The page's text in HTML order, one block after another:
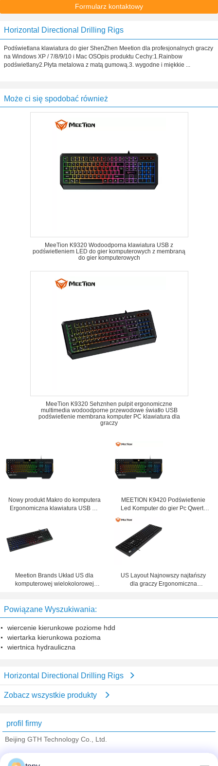
Formularz kontaktowy
Horizontal Directional Drilling Rigs
Podświetlana klawiatura do gier ShenZhen Meetion dla profesjonalnych graczy
na Windows XP / 7/8/9/10 i Mac OSOpis produktu Cechy:1.Rainbow
podświetlany2.Płyta metalowa z matą gumową.3. wygodne i miękkie ...
Może ci się spodobać również
MeeTion K9320 Wodoodporna klawiatura USB z
podświetleniem LED do gier komputerowych z membraną
do gier komputerowych
MeeTion K9320 Sehznhen pulpit ergonomiczne
multimedia wodoodporne przewodowe światło USB
podświetlenie membrana komputer PC klawiatura dla
graczy
Nowy produkt Makro do komputera
Ergonomiczna klawiatura USB do
MEETION K9420 Podświetlenie
Led Komputer do gier Pc Qwerty
klawiatura membranowa USB do
gier
Meetion Brands Układ US dla
komputerowej wielokolorowej
komputerowych
US Layout Najnowszy najtańszy
dla graczy Ergonomiczna
Powiązane Wyszukiwania:
wiercenie kierunkowe poziome hdd
wiertarka kierunkowa pozioma
wiertnica hydrauliczna
Horizontal Directional Drilling Rigs
Zobacz wszystkie produkty
profil firmy
Beijing GTH Technology Co., Ltd.